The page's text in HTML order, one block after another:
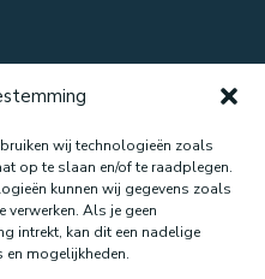
wij technologieën zoals
op te slaan en/of te raadplegen.
kunnen wij gegevens zoals
Als je geen
intrekt, kan dit een nadelige
mogelijkheden.